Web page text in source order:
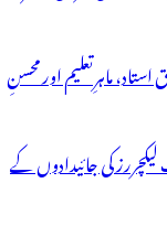
ماہرِتعلیم اور محسنِ
کی جائیدادوں کے